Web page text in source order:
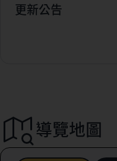
更新公告
導覽地圖